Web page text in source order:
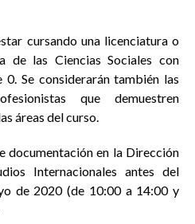
cursando una licenciatura o
de las Ciencias Sociales con
Se considerarán también las
que demuestren
áreas del curso.
documentación en la Dirección
Internacionales antes del
de 2020 (de 10:00 a 14:00 y